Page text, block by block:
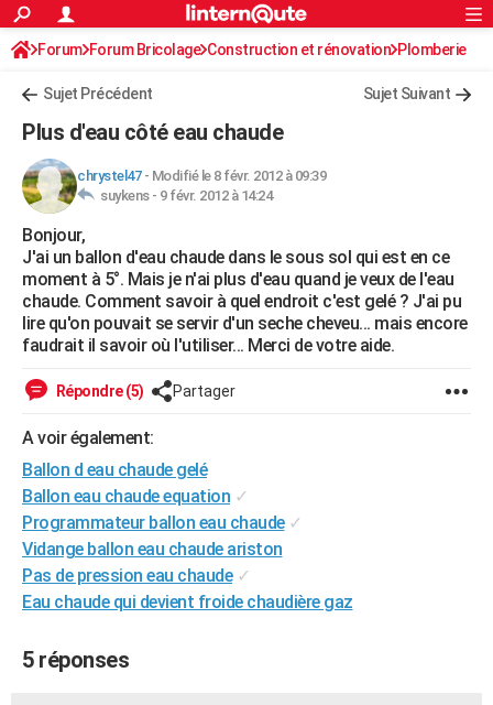
ACTUALITÉS
Politique
Société
Faits Divers
Education
Monde
Villes
+
FINANCE
Retraite
Impôts
Epargne
Immobilier
Risques naturels par ville
Banque
Assurance
Crédit
AUTO
Essais
Réserver un essai
Citadines
Berlines
SUV
Forum auto
+HIGH-TECH
Mobiles
Meilleur smartphone
Internet
Ordinateurs
Jeux vidéo
Guide high-tech
+BRICOLAGE
Forum
Aménagement intérieur
Extérieur
Cuisine
Salle de bains
Jardinage
Rangement
WEEK-END
Guides de France
Escapades
Patrimoine
Expositions
Musées
Week-end nature
LIFESTYLE
SANTE
Alimentation
Guide de la santé
Maladies
Médicaments
Sommeil
VOYAGE
Destinations
City break
Voyage nature
Voyage de noces
Forum
Climat
+PHOTO
GUIDES D'ACHAT
BONS PLANS
CARTE DE VOEUX
Rechercher
S'inscrire
Connexion
Forum Forum Bricolage Construction et rénovation Plomberie
Sujet Précédent Sujet Suivant
Plus d'eau côté eau chaude
chrystel47- Modifié le 8 févr. 2012 à 09:39
suykens - 9 févr. 2012 à 14:24
Bonjour,
J'ai un ballon d'eau chaude dans le sous sol qui est en ce
moment à 5°. Mais je n'ai plus d'eau quand je veux de l'eau
chaude. Comment savoir à quel endroit c'est gelé ? J'ai pu
lire qu'on pouvait se servir d'un seche cheveu... mais encore
faudrait il savoir où l'utiliser... Merci de votre aide.
Répondre (5) Partager
A voir également:
Ballon d eau chaude gelé
Ballon eau chaude equation ✓
Programmateur ballon eau chaude ✓
Vidange ballon eau chaude ariston
Pas de pression eau chaude ✓
Eau chaude qui devient froide chaudière gaz
5 réponses